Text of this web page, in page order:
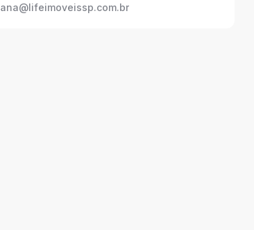
ana@lifeimoveissp.com.br